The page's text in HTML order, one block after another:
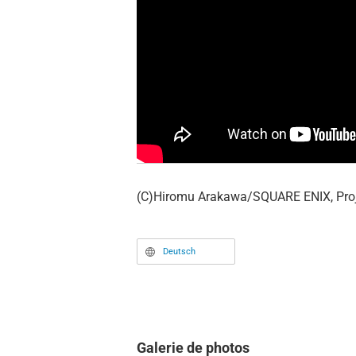
(C)Hiromu Arakawa/SQUARE ENIX,
Deutsch
Galerie de photos